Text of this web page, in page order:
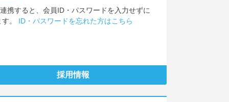
携すると、会員ID・パスワードを入力せずに
。 ID・パスワードを忘れた方はこちら
採用情報